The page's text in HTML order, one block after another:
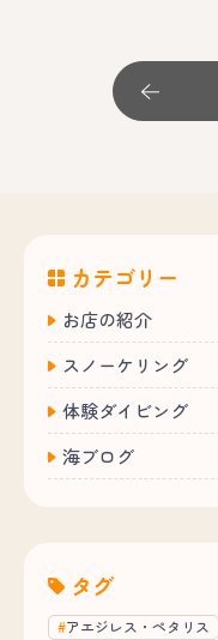
カテゴリー
お店の紹介
スノーケリング
体験ダイビング
海ブログ
タグ
アエジレス・ペタリス